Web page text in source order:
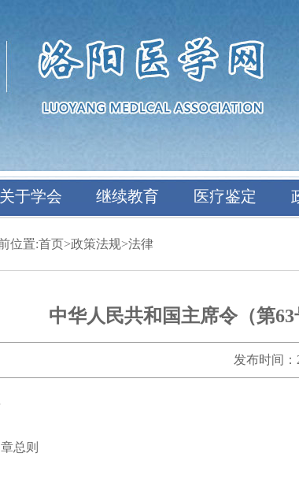
关于学会 继续教育 医疗鉴定
位置:首页>政策法规>法律
中华人民共和国主席令（第
发布时间：
总则